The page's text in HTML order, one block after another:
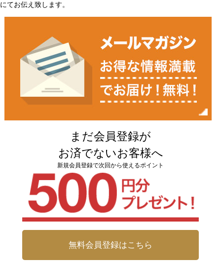
にてお伝え致します。
まだ会員登録が
お済でないお客様へ
新規会員登録で次回から使えるポイント
無料会員登録はこちら